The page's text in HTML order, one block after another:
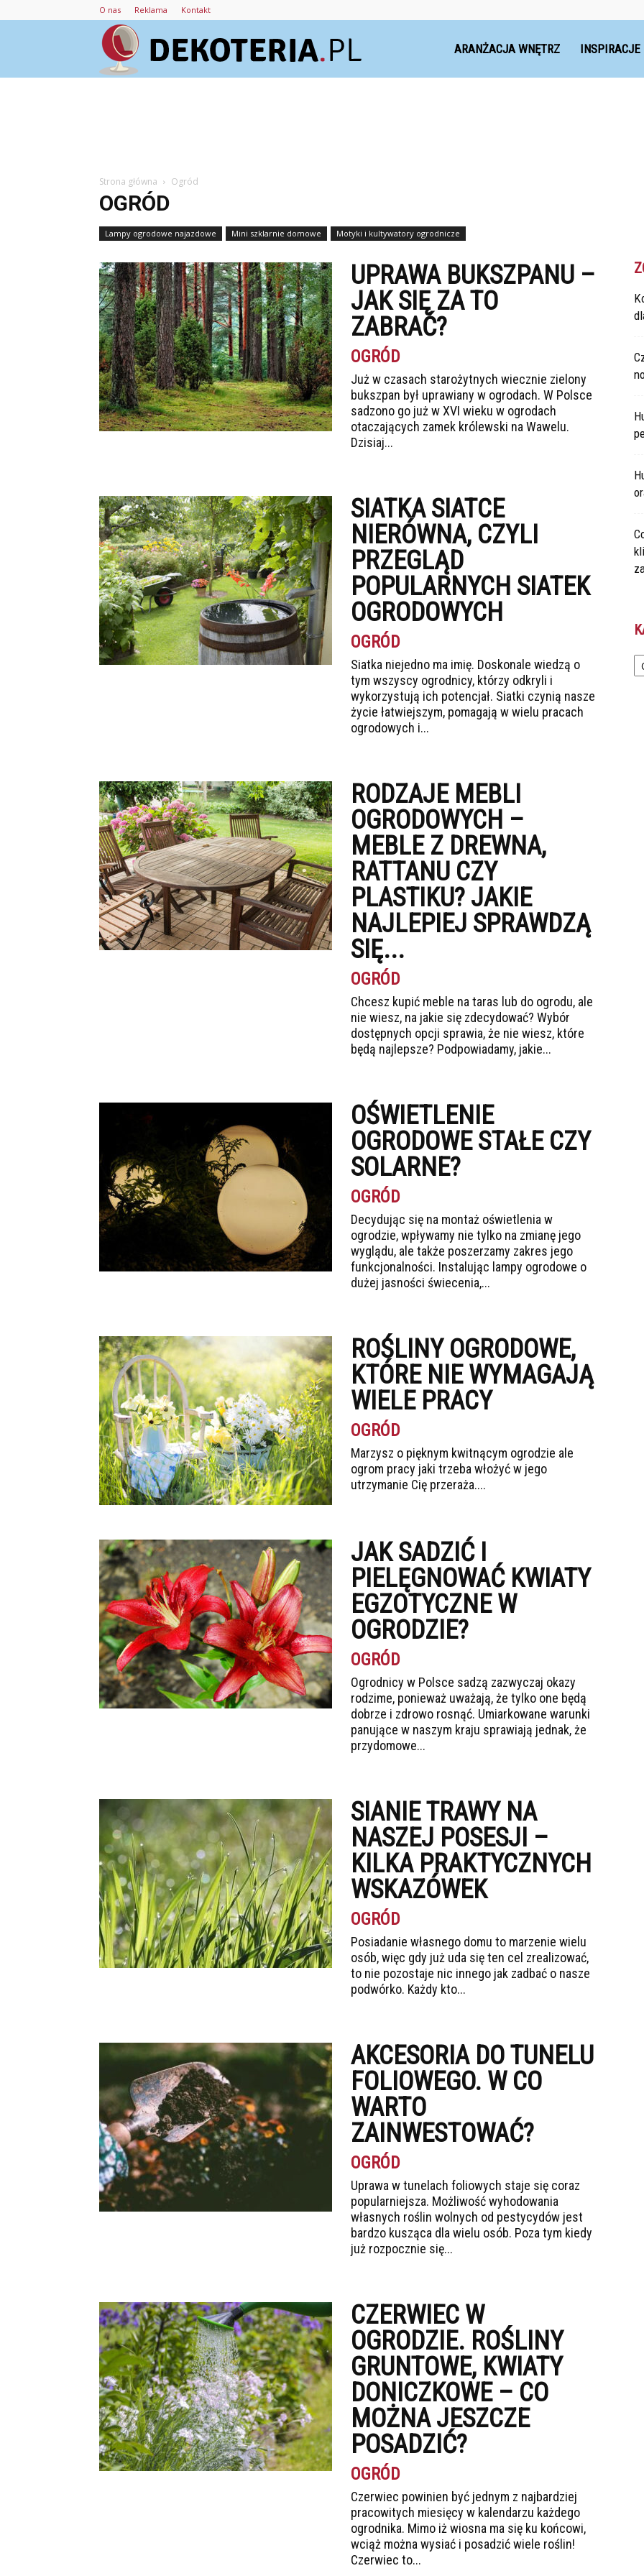
O nas Reklama Kontakt
ARANŻACJA WNĘTRZ INSPIRACJE
Strona główna Ogród
OGRÓD
Lampy ogrodowe najazdowe Mini szklarnie domowe Motyki i kultywatory ogrodnicze
UPRAWA BUKSZPANU –
JAK SIĘ ZA TO
ZABRAĆ?
OGRÓD
Już w czasach starożytnych wiecznie zielony
bukszpan był uprawiany w ogrodach. W Polsce
sadzono go już w XVI wieku w ogrodach
otaczających zamek królewski na Wawelu.
Dzisiaj...
SIATKA SIATCE
NIERÓWNA, CZYLI
PRZEGLĄD
POPULARNYCH SIATEK
OGRODOWYCH
OGRÓD
Siatka niejedno ma imię. Doskonale wiedzą o
tym wszyscy ogrodnicy, którzy odkryli i
wykorzystują ich potencjał. Siatki czynią nasze
życie łatwiejszym, pomagają w wielu pracach
ogrodowych i...
RODZAJE MEBLI
OGRODOWYCH –
MEBLE Z DREWNA,
RATTANU CZY
PLASTIKU? JAKIE
NAJLEPIEJ SPRAWDZĄ
SIĘ...
OGRÓD
Chcesz kupić meble na taras lub do ogrodu, ale
nie wiesz, na jakie się zdecydować? Wybór
dostępnych opcji sprawia, że nie wiesz, które
będą najlepsze? Podpowiadamy, jakie...
OŚWIETLENIE
OGRODOWE STAŁE CZY
SOLARNE?
OGRÓD
Decydując się na montaż oświetlenia w
ogrodzie, wpływamy nie tylko na zmianę jego
wyglądu, ale także poszerzamy zakres jego
funkcjonalności. Instalując lampy ogrodowe o
dużej jasności świecenia,...
ROŚLINY OGRODOWE,
KTÓRE NIE WYMAGAJĄ
WIELE PRACY
OGRÓD
Marzysz o pięknym kwitnącym ogrodzie ale
ogrom pracy jaki trzeba włożyć w jego
utrzymanie Cię przeraża....
JAK SADZIĆ I
PIELĘGNOWAĆ KWIATY
EGZOTYCZNE W
OGRODZIE?
OGRÓD
Ogrodnicy w Polsce sadzą zazwyczaj okazy
rodzime, ponieważ uważają, że tylko one będą
dobrze i zdrowo rosnąć. Umiarkowane warunki
panujące w naszym kraju sprawiają jednak, że
przydomowe...
SIANIE TRAWY NA
NASZEJ POSESJI –
KILKA PRAKTYCZNYCH
WSKAZÓWEK
OGRÓD
Posiadanie własnego domu to marzenie wielu
osób, więc gdy już uda się ten cel zrealizować,
to nie pozostaje nic innego jak zadbać o nasze
podwórko. Każdy kto...
AKCESORIA DO TUNELU
FOLIOWEGO. W CO
WARTO
ZAINWESTOWAĆ?
OGRÓD
Uprawa w tunelach foliowych staje się coraz
popularniejsza. Możliwość wyhodowania
własnych roślin wolnych od pestycydów jest
bardzo kusząca dla wielu osób. Poza tym kiedy
już rozpocznie się...
CZERWIEC W
OGRODZIE. ROŚLINY
GRUNTOWE, KWIATY
DONICZKOWE – CO
MOŻNA JESZCZE
POSADZIĆ?
OGRÓD
Czerwiec powinien być jednym z najbardziej
pracowitych miesięcy w kalendarzu każdego
ogrodnika. Mimo iż wiosna ma się ku końcowi,
wciąż można wysiać i posadzić wiele roślin!
Czerwiec to...